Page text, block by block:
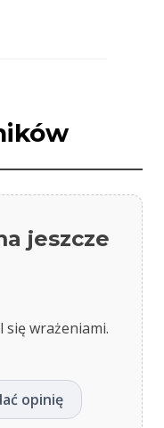
jeszcze
się wrażeniami.
opinię